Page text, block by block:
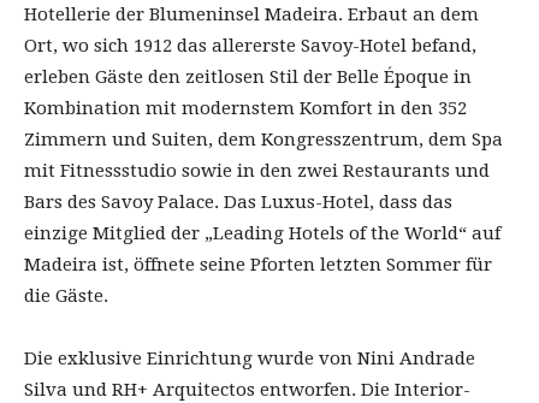
Hotellerie der Blumeninsel Madeira. Erbaut an dem
Ort, wo sich 1912 das allererste Savoy-Hotel befand,
erleben Gäste den zeitlosen Stil der Belle Époque in
Kombination mit modernstem Komfort in den 352
Zimmern und Suiten, dem Kongresszentrum, dem Spa
mit Fitnessstudio sowie in den zwei Restaurants und
Bars des Savoy Palace. Das Luxus-Hotel, dass das
einzige Mitglied der „Leading Hotels of the World“ auf
Madeira ist, öffnete seine Pforten letzten Sommer für
die Gäste.
Die exklusive Einrichtung wurde von Nini Andrade
Silva und RH+ Arquitectos entworfen. Die Interior-